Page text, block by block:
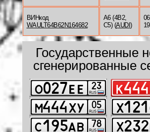
ВИНкод
WAULT64B62N164682
A6 (4B2,
C5) (AUDI )
Государственные
сгенерированные